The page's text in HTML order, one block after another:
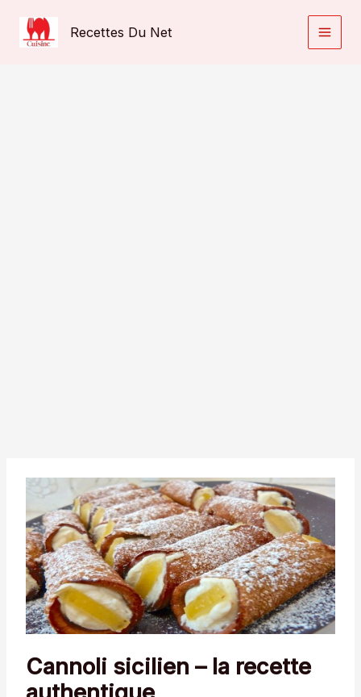
contenu
Recettes Du Net
Cannoli sicilien – la recette